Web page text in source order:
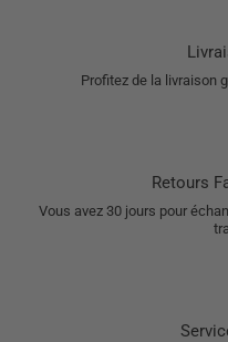
Profitez de la livraison
Retours
Vous avez 30 jours pour